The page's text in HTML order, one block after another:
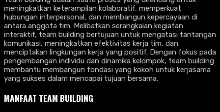
meningkatkan keterampilan kolaboratif, memperkuat
hubungan interpersonal, dan membangun kepercayaan di
antara anggota tim. Melibatkan serangkaian kegiatan
interaktif, team building bertujuan untuk mengatasi tantangan
komunikasi, meningkatkan efektivitas kerja tim, dan
menciptakan lingkungan kerja yang positif. Dengan fokus pada
pengembangan individu dan dinamika kelompok, team building
membantu membangun fondasi yang kokoh untuk kerjasama
yang sukses dalam mencapai tujuan bersama.
MANFAAT TEAM BUILDING